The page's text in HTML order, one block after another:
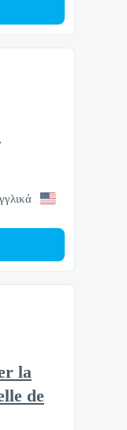
la
de